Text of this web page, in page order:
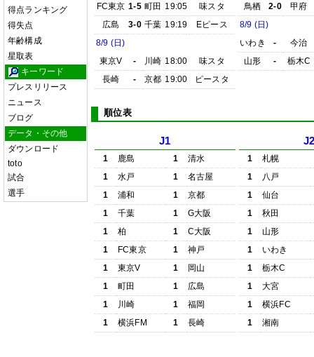
得点ランキング
得失点
年齢構成
星取表
キーワード
プレスリリース
ニュース
ブログ
データ・その他
ダウンロード
toto
試合
選手
FC東京 1-5 町田 19:05
味スタ
広島
3-0 千葉 19:19
Eピース
8/9 (日)
東京V
- 川崎 18:00
味スタ
長崎
- 京都 19:00 ピースタ
鳥栖
2-0
甲府
8/9 (日)
いわき
-
今治
山形
- 栃木C
順位表
J1
1 鹿島 1
清水
1
水戸 1
名古屋
1
浦和 1
京都
1
千葉 1
G大阪
1
柏 1
C大阪
1
FC東京 1
神戸
1
東京V 1
岡山
1
町田 1
広島
1
川崎 1
福岡
1
横浜FM 1 長崎
1
札幌
1
八戸
1
仙台
1
秋田
1
山形
1
いわき
1
栃木C
1
大宮
1
横浜FC
1
湘南